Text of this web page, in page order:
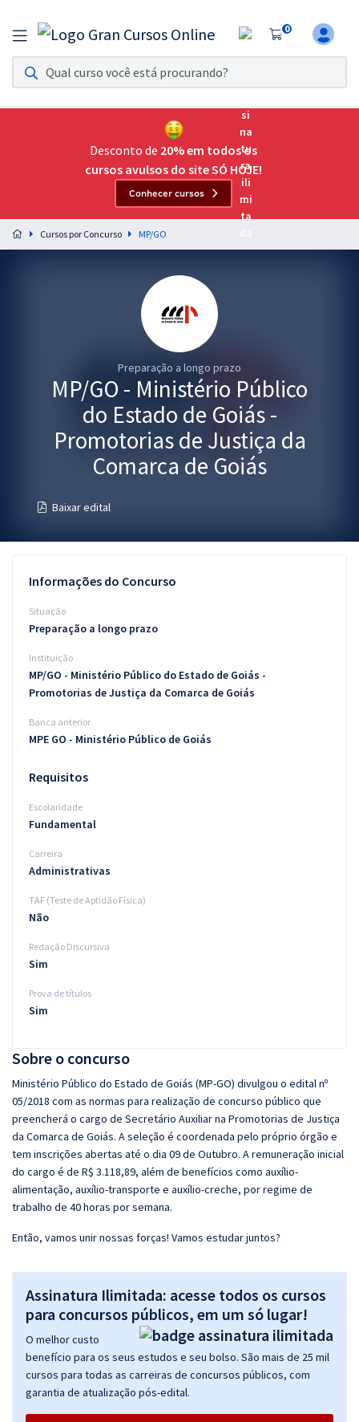
0
Assinatura Ilimitada 11
Acesso a todos os cursos. Teste grátis por 7 dias!
Assinatura OAB Até Passar
Acesso ilimitado a toda preparação para o Exame da
Preparação completa e intensiva para as principais
residências em saúde do Brasil
Blog
Atendimento
Desconto de 20% em todos os
cursos avulsos do site SÓ HOJE!
Conhecer cursos
Cursos por Concurso MP/GO
Preparação a longo prazo
MP/GO - Ministério Público
do Estado de Goiás -
Promotorias de Justiça da
Comarca de Goiás
Baixar edital
Sobre o concurso
Ministério Público do Estado de Goiás (MP-GO) divulgou o edital nº
05/2018 com as normas para realização de concurso público que
preencherá o cargo de Secretário Auxiliar na Promotorias de Justiça
da Comarca de Goiás. A seleção é coordenada pelo próprio órgão e
tem inscrições abertas até o dia 09 de Outubro. A remuneração inicial
do cargo é de R$ 3.118,89, além de benefícios como auxílio-
alimentação, auxílio-transporte e auxílio-creche, por regime de
trabalho de 40 horas por semana.
Então, vamos unir nossas forças! Vamos estudar juntos?
Assinatura Ilimitada: acesse todos os cursos
para concursos públicos, em um só lugar!
O melhor custo
benefício para os seus estudos e seu bolso. São mais de 25 mil
cursos para todas as carreiras de concursos públicos, com
garantia de atualização pós-edital.
Informações do Concurso
Situação
Preparação a longo prazo
Instituição
MP/GO - Ministério Público do Estado de Goiás -
Promotorias de Justiça da Comarca de Goiás
Banca anterior
MPE GO - Ministério Público de Goiás
Requisitos
Escolaridade
Fundamental
Carreira
Administrativas
TAF (Teste de Aptidão Física)
Não
Redação Discursiva
Sim
Prova de títulos
Sim